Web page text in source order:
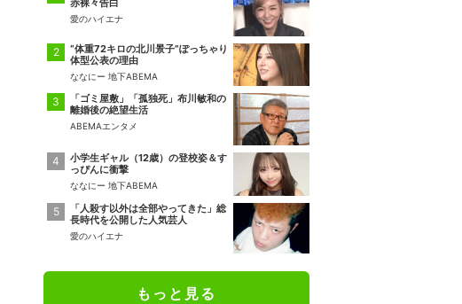
赤裸々告白
愛のハイエナ
“体重72キロの北川景子”ぽっちゃり
体型公表の理由
ななにー 地下ABEMA
「ゴミ屋敷」「孤独死」布川敏和の
離婚後の絶望生活
ABEMAエンタメ
小学生ギャル（12歳）の登校姿＆す
っぴんに衝撃
ななにー 地下ABEMA
「人殺す以外は全部やってきた」総
長時代を公開した人気芸人
愛のハイエナ
もっと見る